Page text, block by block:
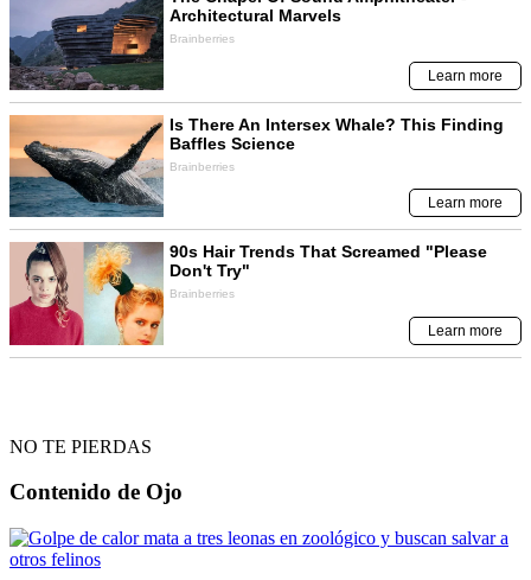
NO TE PIERDAS
Contenido de Ojo